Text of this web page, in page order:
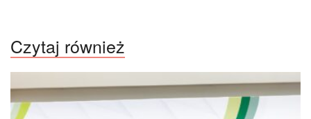
Czytaj również